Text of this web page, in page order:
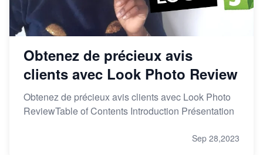
Obtenez de précieux avis
clients avec Look Photo Review
Obtenez de précieux avis clients avec Look Photo
ReviewTable of Contents Introduction Présentation
Sep 28,2023